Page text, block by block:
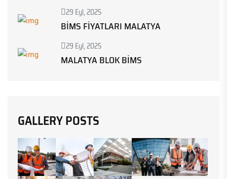
29 Eyl, 2025
BIMS FIYATLARI MALATYA
29 Eyl, 2025
MALATYA BLOK BIMS
GALLERY POSTS